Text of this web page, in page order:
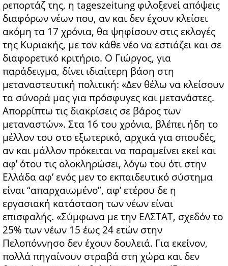
ρεπορτάζ της, η tageszeitung φιλοξενεί απόψεις
διαφόρων νέων που, αν και δεν έχουν κλείσει
ακόμη τα 17 χρόνια, θα ψηφίσουν στις εκλογές
της Κυριακής, με τον κάθε νέο να εστιάζει και σε
διαφορετικό κριτήριο. Ο Γιώργος, για
παράδειγμα, δίνει ιδιαίτερη βάση στη
μεταναστευτική πολιτική: «Δεν θέλω να κλείσουν
τα σύνορά μας για πρόσφυγες και μετανάστες.
Απορρίπτω τις διακρίσεις σε βάρος των
μεταναστών». Στα 16 του χρόνια, βλέπει ήδη το
μέλλον του στο εξωτερικό, αρχικά για σπουδές,
αν και μάλλον πρόκειται να παραμείνει εκεί και
αφ’ ότου τις ολοκληρώσει, λόγω του ότι στην
Ελλάδα αφ’ ενός μεν το εκπαιδευτικό σύστημα
είναι “απαρχαιωμένο”, αφ’ ετέρου δε η
εργασιακή κατάσταση των νέων είναι
επισφαλής. «Σύμφωνα με την ΕΛΣΤΑΤ, σχεδόν το
25% των νέων 15 έως 24 ετών στην
Πελοπόννησο δεν έχουν δουλειά. Για εκείνον,
πολλά πηγαίνουν στραβά στη χώρα και δεν